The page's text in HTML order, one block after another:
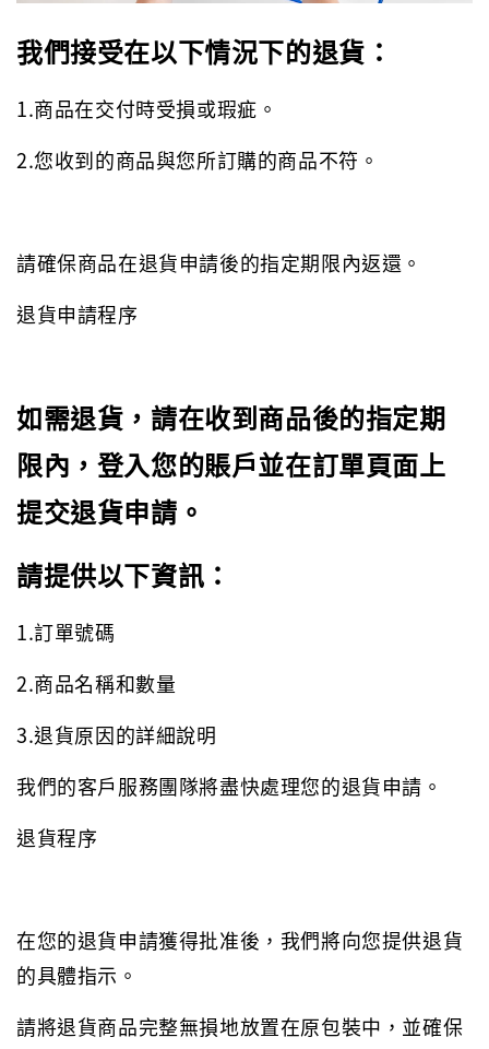
我們接受在以下情況下的退貨：
1.商品在交付時受損或瑕疵。
2.您收到的商品與您所訂購的商品不符。
請確保商品在退貨申請後的指定期限內返還。
退貨申請程序
如需退貨，請在收到商品後的指定期
限內，登入您的賬戶並在訂單頁面上
提交退貨申請。
請提供以下資訊：
1.訂單號碼
2.商品名稱和數量
3.退貨原因的詳細說明
我們的客戶服務團隊將盡快處理您的退貨申請。
退貨程序
在您的退貨申請獲得批准後，我們將向您提供退貨
的具體指示。
請將退貨商品完整無損地放置在原包裝中，並確保